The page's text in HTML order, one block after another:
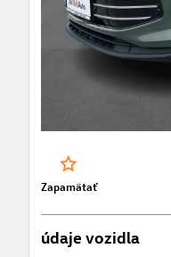
Zapamätať
údaje vozidla